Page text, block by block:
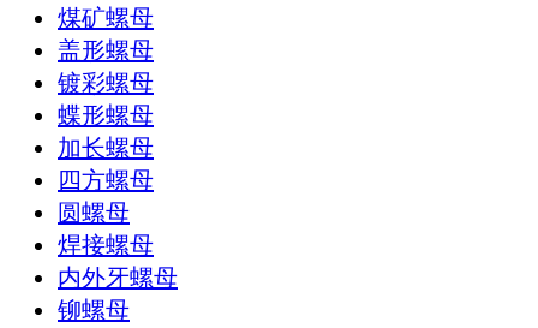
煤矿螺母
盖形螺母
镀彩螺母
蝶形螺母
加长螺母
四方螺母
圆螺母
焊接螺母
内外牙螺母
铆螺母